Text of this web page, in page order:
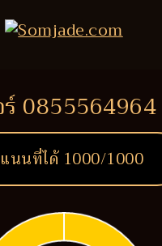
ร์ 0855564964
นนที่ได้ 1000/1000